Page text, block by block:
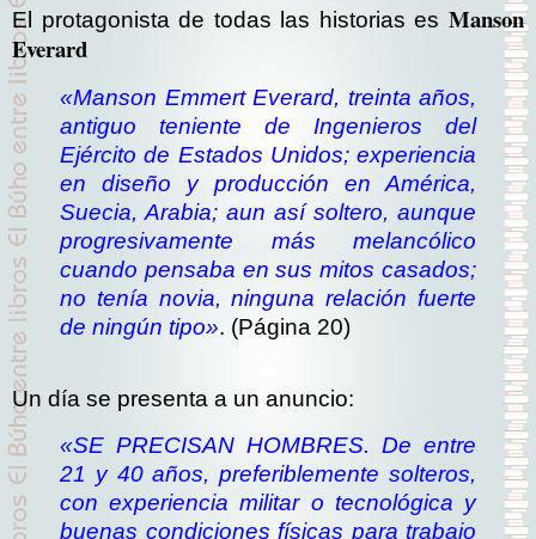
El protagonista de todas las historias es Manson
Everard
«Manson Emmert Everard, treinta años,
antiguo teniente de Ingenieros del
Ejército de Estados Unidos; experiencia
en diseño y producción en América,
Suecia, Arabia; aun así soltero, aunque
progresivamente más melancólico
cuando pensaba en sus mitos casados;
no tenía novia, ninguna relación fuerte
de ningún tipo». (Página 20)
Un día se presenta a un anuncio:
«SE PRECISAN HOMBRES. De entre
21 y 40 años, preferiblemente solteros,
con experiencia militar o tecnológica y
buenas condiciones físicas para trabajo